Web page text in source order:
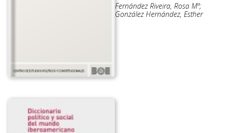
Fernández Riveira, Rosa Mª;
González Hernández, Esther